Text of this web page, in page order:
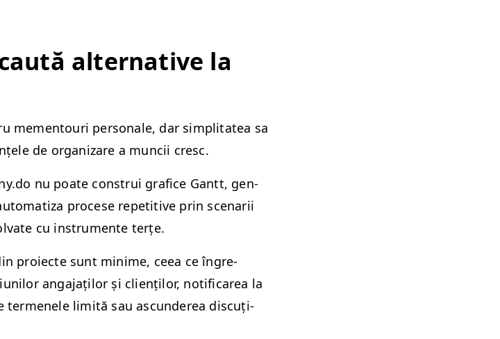
alter­na­tive la
memen­touri per­son­ale, dar sim­pli­tatea sa
de orga­ni­zare a muncii cresc.
nu poate con­strui grafice Gantt, gen­
pro­cese repet­i­tive prin sce­narii
cu instru­mente terțe.
proiecte sunt min­ime, ceea ce îngre­
anga­jaților și clienților, noti­fi­carea la
lim­ită sau ascun­derea dis­cuți­